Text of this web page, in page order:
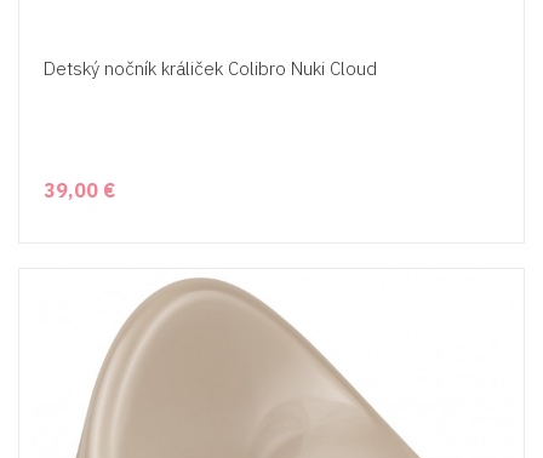
Detský nočník králiček Colibro Nuki Cloud
39,00 €